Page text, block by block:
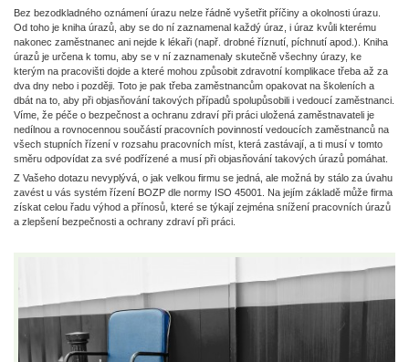
Bez bezodkladného oznámení úrazu nelze řádně vyšetřit příčiny a okolnosti úrazu.
Od toho je kniha úrazů, aby se do ní zaznamenal každý úraz, i úraz kvůli kterému
nakonec zaměstnanec ani nejde k lékaři (např. drobné říznutí, píchnutí apod.). Kniha
úrazů je určena k tomu, aby se v ní zaznamenaly skutečně všechny úrazy, ke
kterým na pracovišti dojde a které mohou způsobit zdravotní komplikace třeba až za
dva dny nebo i později. Toto je pak třeba zaměstnancům opakovat na školeních a
dbát na to, aby při objasňování takových případů spolupůsobili i vedoucí zaměstnanci.
Víme, že péče o bezpečnost a ochranu zdraví při práci uložená zaměstnavateli je
nedílnou a rovnocennou součástí pracovních povinností vedoucích zaměstnanců na
všech stupních řízení v rozsahu pracovních míst, která zastávají, a ti musí v tomto
směru odpovídat za své podřízené a musí při objasňování takových úrazů pomáhat.
Z Vašeho dotazu nevyplývá, o jak velkou firmu se jedná, ale možná by stálo za úvahu
zavést u vás systém řízení BOZP dle normy ISO 45001. Na jejím základě může firma
získat celou řadu výhod a přínosů, které se týkají zejména snížení pracovních úrazů
a zlepšení bezpečnosti a ochrany zdraví při práci.